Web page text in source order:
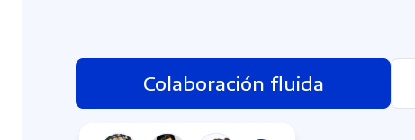
Colaboración fluida